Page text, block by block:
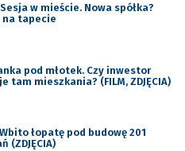
Sesja w mieście. Nowa spółka?
na tapecie
pod młotek. Czy inwestor
tam mieszkania? (FILM, ZDJĘCIA)
Wbito łopatę pod budowę 201
(ZDJĘCIA)